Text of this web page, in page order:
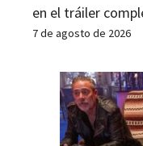
en el tráiler
7 de agosto de 2026